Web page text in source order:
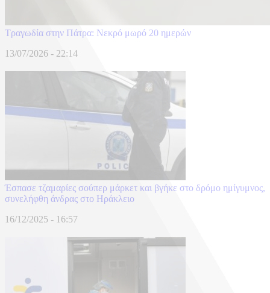
Τραγωδία στην Πάτρα: Νεκρό μωρό 20 ημερών
13/07/2026 - 22:14
Έσπασε τζαμαρίες σούπερ μάρκετ και βγήκε στο δρόμο ημίγυμνος,
συνελήφθη άνδρας στο Ηράκλειο
16/12/2025 - 16:57